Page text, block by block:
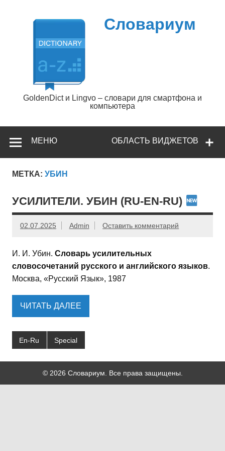
содержимому
Словариум
GoldenDict и Lingvo – словари для смартфона и
компьютера
ОБЛАСТЬ ВИДЖЕТОВ
МЕНЮ
МЕТКА: УБИН
УСИЛИТЕЛИ. УБИН (RU-EN-RU)
02.07.2025 Admin Оставить комментарий
И. И. Убин. Словарь усилительных
словосочетаний русского и английского языков.
Москва, «Русский Язык», 1987
ЧИТАТЬ ДАЛЕЕ
En-Ru Special
© 2026 Словариум. Все права защищены.